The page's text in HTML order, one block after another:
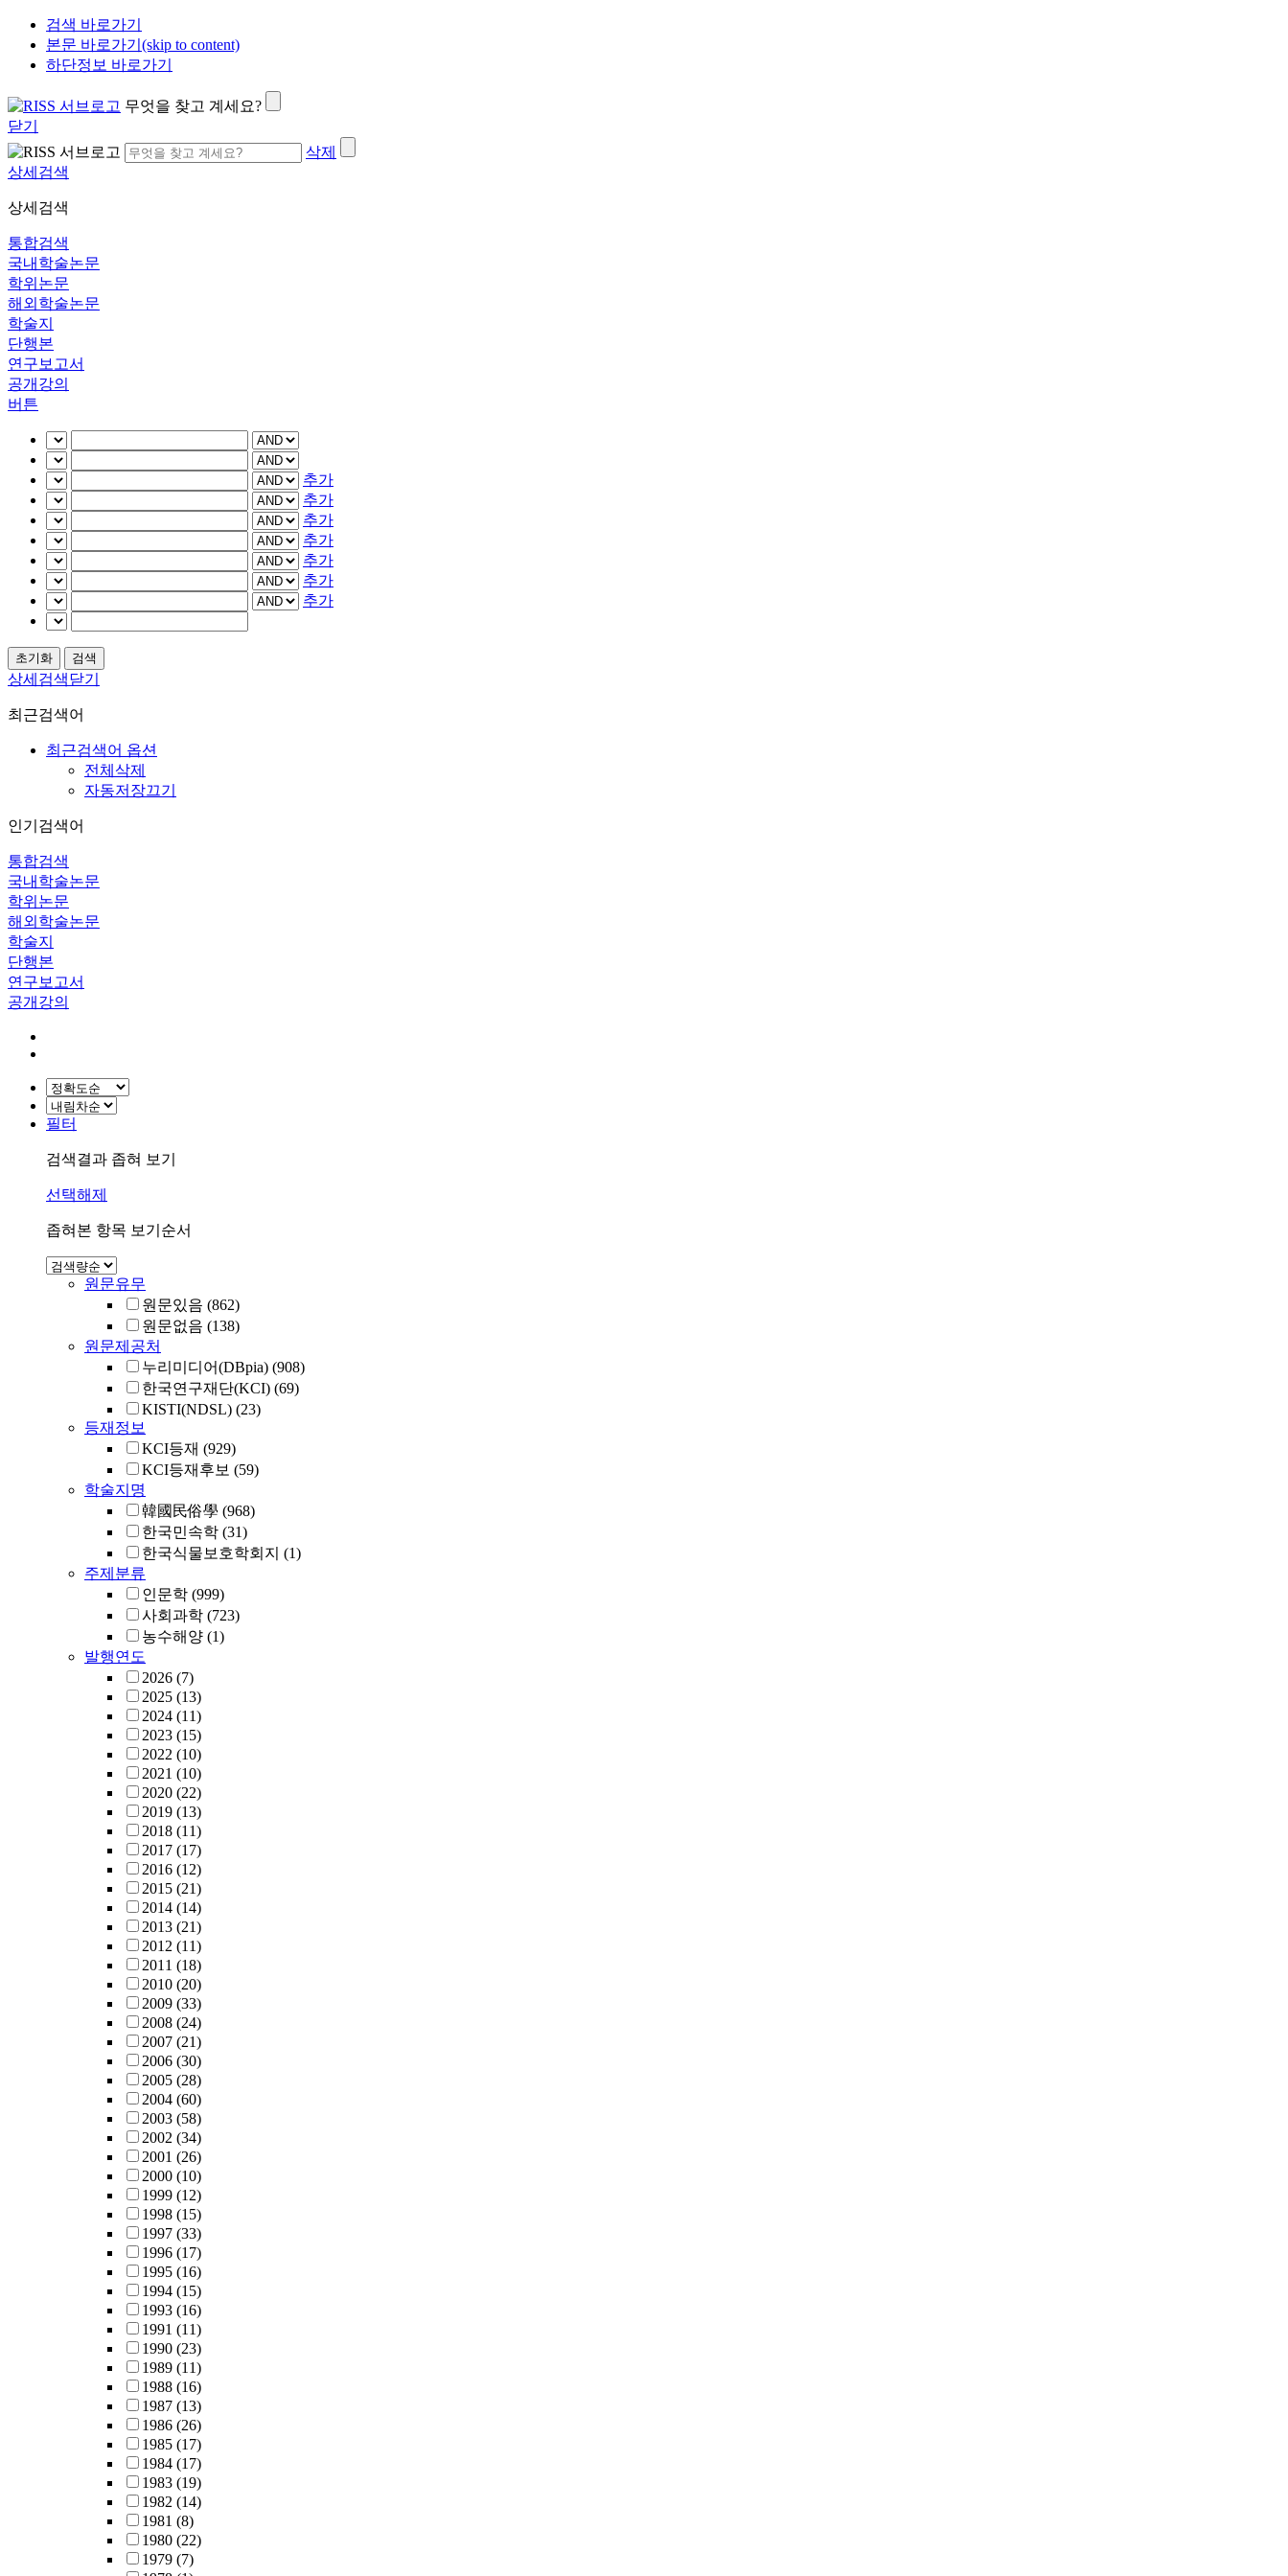
검색 바로가기
본문 바로가기(skip to content)
하단정보 바로가기
무엇을 찾고 계세요?
닫기
삭제
상세검색
상세검색
통합검색
국내학술논문
학위논문
해외학술논문
학술지
단행본
연구보고서
공개강의
버튼
추가
추가
추가
추가
추가
추가
추가
상세검색닫기
최근검색어
최근검색어 옵션
전체삭제
자동저장끄기
인기검색어
통합검색
국내학술논문
학위논문
해외학술논문
학술지
단행본
연구보고서
공개강의
필터
검색결과 좁혀 보기
선택해제
좁혀본 항목 보기순서
원문유무
원문있음 (862)
원문없음 (138)
원문제공처
누리미디어(DBpia) (908)
한국연구재단(KCI) (69)
KISTI(NDSL) (23)
등재정보
KCI등재 (929)
KCI등재후보 (59)
학술지명
韓國民俗學 (968)
한국민속학 (31)
한국식물보호학회지 (1)
주제분류
인문학 (999)
사회과학 (723)
농수해양 (1)
발행연도
2026 (7)
2025 (13)
2024 (11)
2023 (15)
2022 (10)
2021 (10)
2020 (22)
2019 (13)
2018 (11)
2017 (17)
2016 (12)
2015 (21)
2014 (14)
2013 (21)
2012 (11)
2011 (18)
2010 (20)
2009 (33)
2008 (24)
2007 (21)
2006 (30)
2005 (28)
2004 (60)
2003 (58)
2002 (34)
2001 (26)
2000 (10)
1999 (12)
1998 (15)
1997 (33)
1996 (17)
1995 (16)
1994 (15)
1993 (16)
1991 (11)
1990 (23)
1989 (11)
1988 (16)
1987 (13)
1986 (26)
1985 (17)
1984 (17)
1983 (19)
1982 (14)
1981 (8)
1980 (22)
1979 (7)